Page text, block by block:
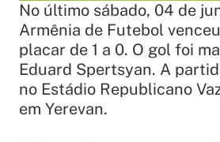
No último sábado, 04 de
Armênia de Futebol
placar de 1 a 0. O gol foi
Eduard Spertsyan. A
no Estádio Republicano
em Yerevan.